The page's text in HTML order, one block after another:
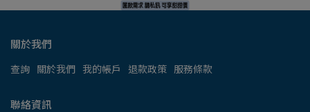
關於我們
查詢 關於我們 我的帳戶 退款政策 服務條款
聯絡資訊